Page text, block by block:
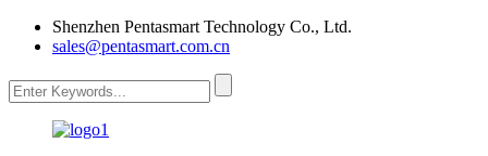
Shenzhen Pentasmart Technology Co., Ltd.
sales@pentasmart.com.cn